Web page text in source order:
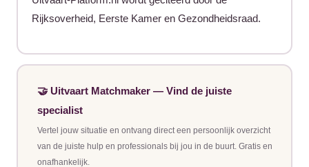
Rijksoverheid, Eerste Kamer en Gezondheidsraad.
🤝 Uitvaart Matchmaker — Vind de juiste
specialist
Vertel jouw situatie en ontvang direct een persoonlijk overzicht
van de juiste hulp en professionals bij jou in de buurt. Gratis en
onafhankelijk.